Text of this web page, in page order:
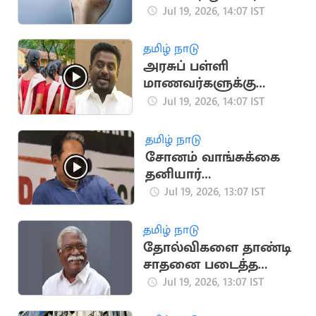
முக்கிய அறிகுறிகள்
Jul 19, 2026, 14:07 IST
தமிழ் நாடு
அரசுப் பள்ளி
மாணவர்களுக்கு
புதிய சீருடை -
ராஜ்மோகன்
Jul 19, 2026, 14:07 IST
தமிழ் நாடு
சோனம் வாங்சுக்கை
தனியார்
மருத்துவமனைக்கு
உயர்நீதிமன்றம் மறுப்பு
Jul 19, 2026, 13:07 IST
தமிழ் நாடு
தோல்விகளை தாண்டி
சாதனை படைத்த
மூத்த தலைவர்
Jul 19, 2026, 13:07 IST